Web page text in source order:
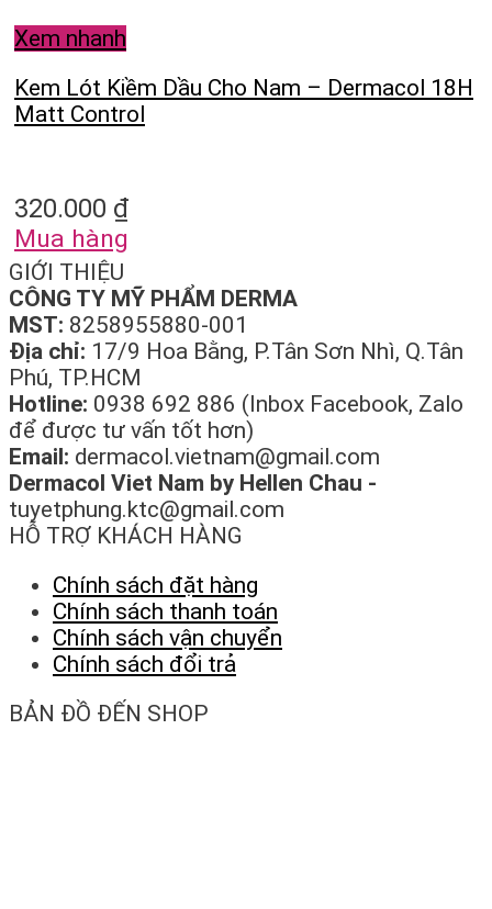
Xem nhanh
Kem Lót Kiềm Dầu Cho Nam – Dermacol 18H
Matt Control
320.000 ₫
Mua hàng
GIỚI THIỆU
CÔNG TY MỸ PHẨM DERMA
MST: 8258955880-001
Địa chỉ: 17/9 Hoa Bằng, P.Tân Sơn Nhì, Q.Tân
Phú, TP.HCM
Hotline: 0938 692 886 (Inbox Facebook, Zalo
để được tư vấn tốt hơn)
Email: dermacol.vietnam@gmail.com
Dermacol Viet Nam by Hellen Chau -
tuyetphung.ktc@gmail.com
HỖ TRỢ KHÁCH HÀNG
Chính sách đặt hàng
Chính sách thanh toán
Chính sách vận chuyển
Chính sách đổi trả
BẢN ĐỒ ĐẾN SHOP